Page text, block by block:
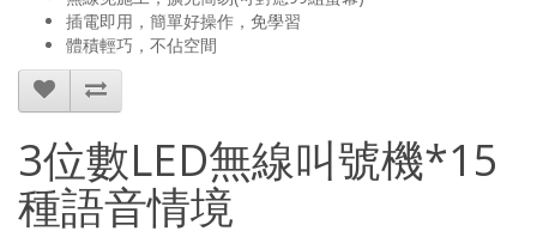
插電即用 ， 簡單好操作 ， 免學習
體積輕巧 ， 不佔空間
3位數LED無線叫號機*15
種語音情境